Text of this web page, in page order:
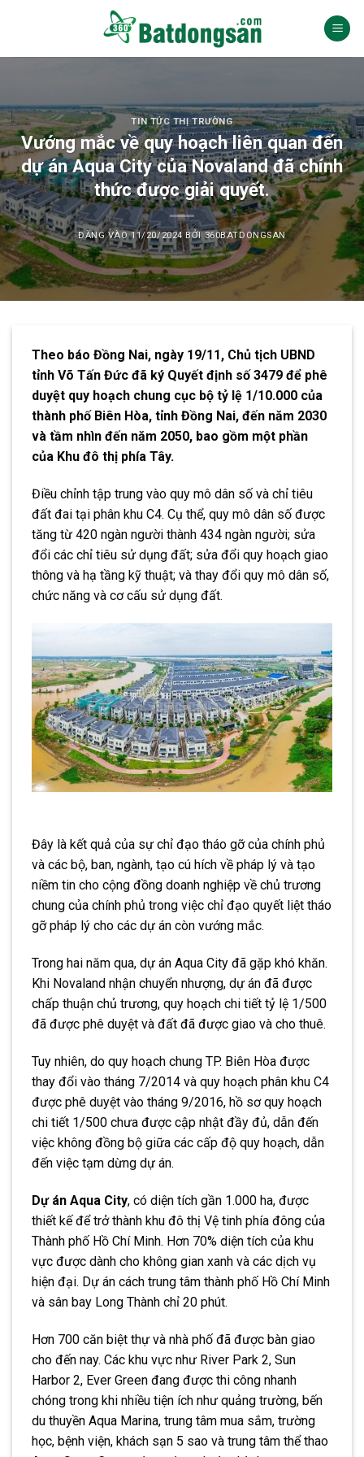
TIN TỨC THỊ TRƯỜNG
Vướng mắc về quy hoạch liên quan đến
dự án Aqua City của Novaland đã chính
thức được giải quyết.
ĐĂNG VÀO11/20/2024 BỞI 360BATDONGSAN
Theo báo Đồng Nai, ngày 19/11, Chủ tịch UBND
tỉnh Võ Tấn Đức đã ký Quyết định số 3479 để phê
duyệt quy hoạch chung cục bộ tỷ lệ 1/10.000 của
thành phố Biên Hòa, tỉnh Đồng Nai, đến năm 2030
và tầm nhìn đến năm 2050, bao gồm một phần
của Khu đô thị phía Tây.
Điều chỉnh tập trung vào quy mô dân số và chỉ tiêu
đất đai tại phân khu C4. Cụ thể, quy mô dân số được
tăng từ 420 ngàn người thành 434 ngàn người; sửa
đổi các chỉ tiêu sử dụng đất; sửa đổi quy hoạch giao
thông và hạ tầng kỹ thuật; và thay đổi quy mô dân số,
chức năng và cơ cấu sử dụng đất.
Đây là kết quả của sự chỉ đạo tháo gỡ của chính phủ
và các bộ, ban, ngành, tạo cú hích về pháp lý và tạo
niềm tin cho cộng đồng doanh nghiệp về chủ trương
chung của chính phủ trong việc chỉ đạo quyết liệt tháo
gỡ pháp lý cho các dự án còn vướng mắc.
Trong hai năm qua, dự án Aqua City đã gặp khó khăn.
Khi Novaland nhận chuyển nhượng, dự án đã được
chấp thuận chủ trương, quy hoạch chi tiết tỷ lệ 1/500
đã được phê duyệt và đất đã được giao và cho thuê.
Tuy nhiên, do quy hoạch chung TP. Biên Hòa được
thay đổi vào tháng 7/2014 và quy hoạch phân khu C4
được phê duyệt vào tháng 9/2016, hồ sơ quy hoạch
chi tiết 1/500 chưa được cập nhật đầy đủ, dẫn đến
việc không đồng bộ giữa các cấp độ quy hoạch, dẫn
đến việc tạm dừng dự án.
Dự án Aqua City, có diện tích gần 1.000 ha, được
thiết kế để trở thành khu đô thị Vệ tinh phía đông của
Thành phố Hồ Chí Minh. Hơn 70% diện tích của khu
vực được dành cho không gian xanh và các dịch vụ
hiện đại. Dự án cách trung tâm thành phố Hồ Chí Minh
và sân bay Long Thành chỉ 20 phút.
Hơn 700 căn biệt thự và nhà phố đã được bàn giao
cho đến nay. Các khu vực như River Park 2, Sun
Harbor 2, Ever Green đang được thi công nhanh
chóng trong khi nhiều tiện ích như quảng trường, bến
du thuyền Aqua Marina, trung tâm mua sắm, trường
học, bệnh viện, khách sạn 5 sao và trung tâm thể thao